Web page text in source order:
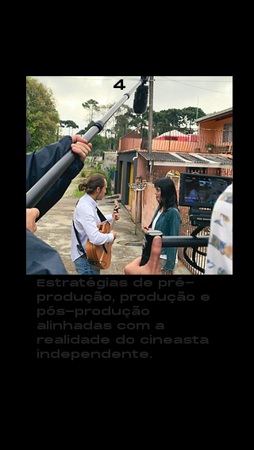
Estratégias de pré-
produção, produção e
pós-produção
alinhadas com a
realidade do cineasta
independente.
4